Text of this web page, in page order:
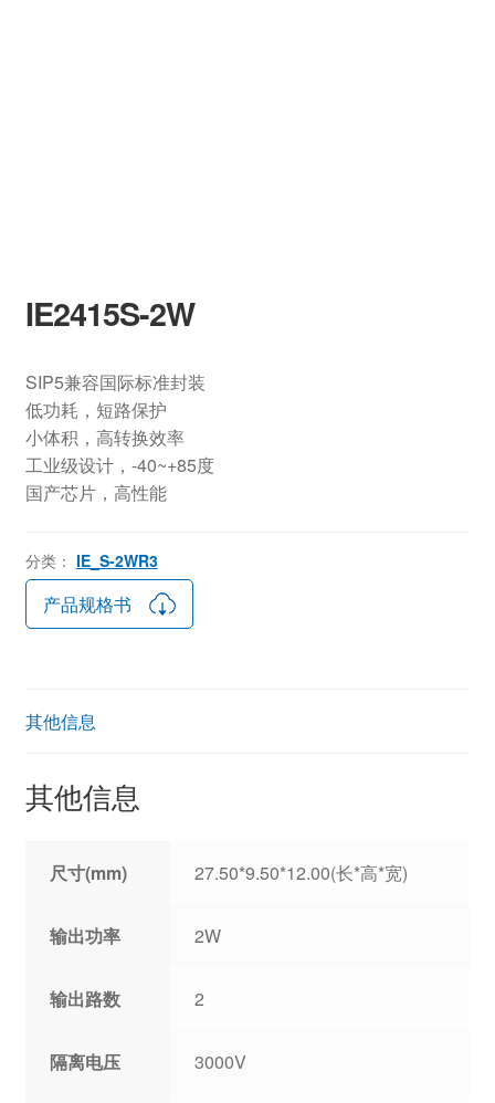
IE2415S-2W
SIP5兼容国际标准封装
低功耗，短路保护
小体积，高转换效率
工业级设计，-40~+85度
国产芯片，高性能
分类： IE_S-2WR3
产品规格书
其他信息
其他信息
尺寸(mm) 27.50*9.50*12.00(长*高*宽)
输出功率 2W
输出路数 2
隔离电压 3000V